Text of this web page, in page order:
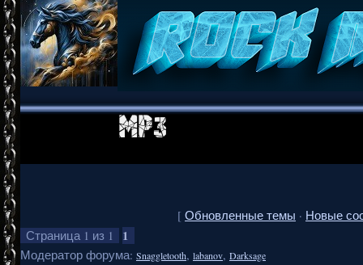
[ Обновленные темы · Новые
Страница 1 из 1 1
Модератор форума: Snaggletooth, labanov, Darksage